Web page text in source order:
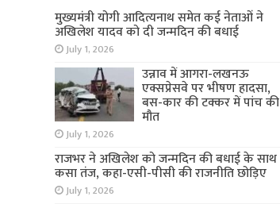
मुख्यमंत्री योगी आदित्यनाथ समेत कई नेताओं ने
अखिलेश यादव को दी जन्मदिन की बधाई
July 1, 2026
उन्नाव में आगरा-लखनऊ
एक्सप्रेसवे पर भीषण हादसा,
बस-कार की टक्कर में पांच की
मौत
July 1, 2026
राजभर ने अखिलेश को जन्मदिन की बधाई के साथ
कसा तंज, कहा-एसी-पीसी की राजनीति छोड़िए
July 1, 2026